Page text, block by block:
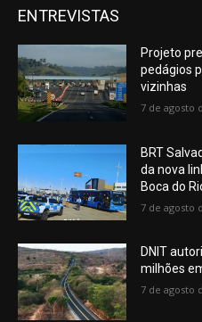
ENTREVISTAS
Projeto
pedágios
vizinhas
7 de agosto
BRT
da nova
Boca do
7 de agosto
DNIT
milhões
7 de agosto